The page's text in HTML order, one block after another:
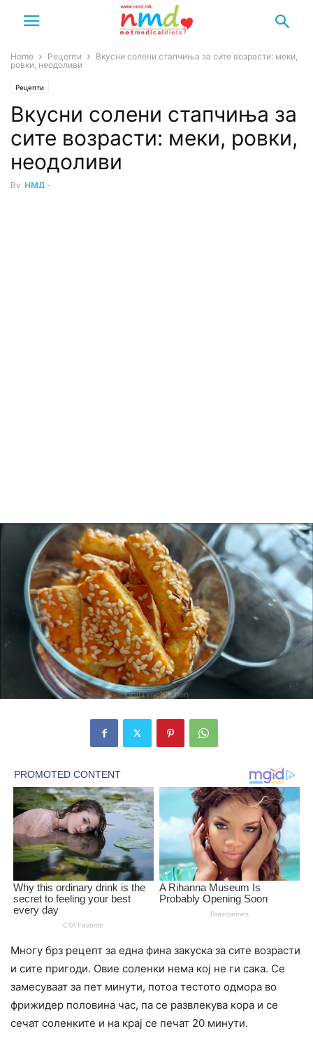
Home Рецепти
Вкусни солени стапчиња за сите возрасти: меки,
ровки, неодоливи
Рецепти
Вкусни солени стапчиња за
сите возрасти: меки, ровки,
неодоливи
By НМД -
Многу брз рецепт за една фина закуска за сите возрасти
и сите пригоди. Овие соленки нема кој не ги сака. Се
замесуваат за пет минути, потоа тестото одмора во
фрижидер половина час, па се развлекува кора и се
сечат соленките и на крај се печат 20 минути.